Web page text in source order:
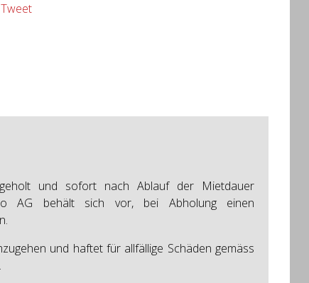
Tweet
und sofort nach Ablauf der Mietdauer
AG behält sich vor, bei Abholung einen
und haftet für allfällige Schäden gemäss